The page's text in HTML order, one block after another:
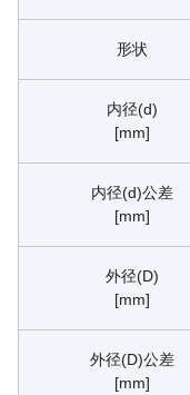
形状
内径(d)
[mm]
内径(d)公差
[mm]
外径(D)
[mm]
外径(D)公差
[mm]